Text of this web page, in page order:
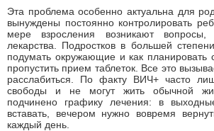
Эта проблема особенно актуальна для
вынуждены постоянно контролировать
мере взросления возникают
лекарства. Подростков в большей
подумать окружающие и как планировать
пропустить прием таблеток. Все это
расслабиться. По факту ВИЧ+ часто
свободы и не могут жить обычной
подчинено графику лечения: в
вставать, вечером нужно вовремя
каждый день.